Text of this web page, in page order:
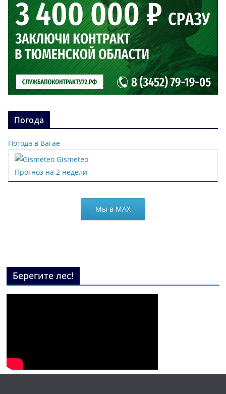
Погода
Погода в Вагае
Gismeteo
Прогноз на 2 недели
Мы в МАХ
Берегите лес!